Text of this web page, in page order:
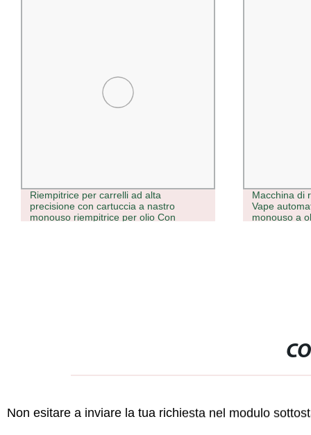
Riempitrice per carrelli ad alta
precisione con cartuccia a nastro
monouso riempitrice per olio Con
Macchina di
Vape
monouso a
Non esitare a inviare la tua richiesta nel modulo